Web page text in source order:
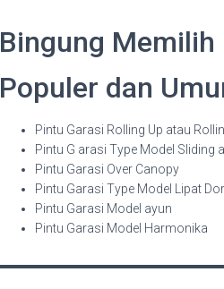
Bingung Memilih
Populer dan
Pintu Garasi Rolling Up atau
Pintu G arasi Type Model Sliding
Pintu Garasi Over Canopy
Pintu Garasi Type Model Lipat
Pintu Garasi Model ayun
Pintu Garasi Model Harmonika